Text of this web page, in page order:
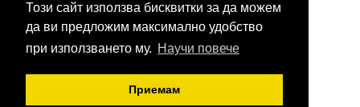
Този сайт използва бисквитки за да можем
да ви предложим максимално удобство
при използването му. Научи повече
Приемам
© 2003-2026 CORHV
Всички права запазени.